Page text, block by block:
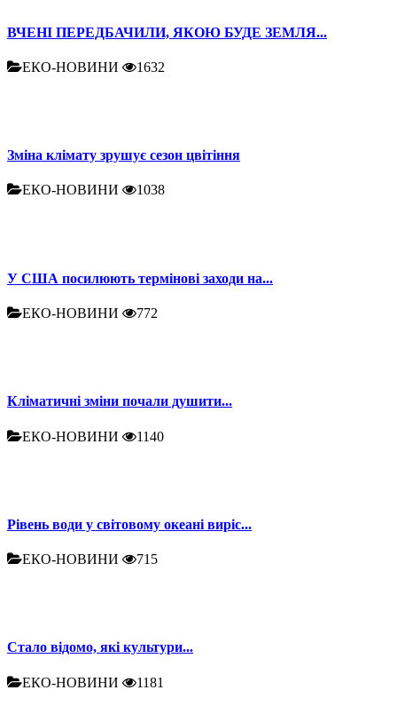
ВЧЕНІ ПЕРЕДБАЧИЛИ, ЯКОЮ БУДЕ ЗЕМЛЯ...
ЕКО-НОВИНИ 1632
Зміна клімату зрушує сезон цвітіння
ЕКО-НОВИНИ 1038
У США посилюють термінові заходи на...
ЕКО-НОВИНИ 772
Кліматичні зміни почали душити...
ЕКО-НОВИНИ 1140
Рівень води у світовому океані виріс...
ЕКО-НОВИНИ 715
Стало відомо, які культури...
ЕКО-НОВИНИ 1181